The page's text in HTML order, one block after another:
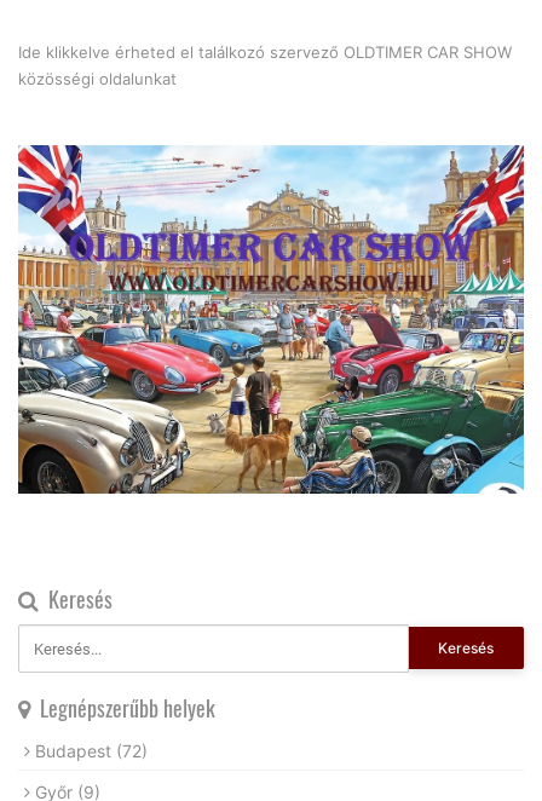
Ide klikkelve érheted el találkozó szervező OLDTIMER CAR SHOW
közösségi oldalunkat
Keresés
Keresés
Legnépszerűbb helyek
Budapest (72)
Győr (9)